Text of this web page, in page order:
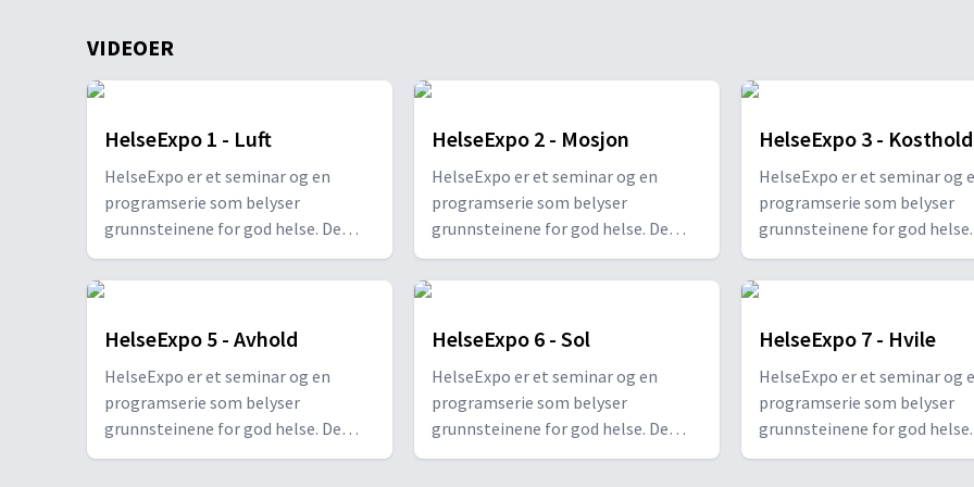
VIDEOER
HelseExpo 1 - Luft
HelseExpo er et seminar og en
programserie som belyser
grunnsteinene for god helse. De
åtte helsenøklene gjør det enkelt å
forstå hva som skal til for å ta vare
hver sin nøkkel: Frisk luft, mosjon,
avhold, passe sollys, tro og tillit,
samt nok hvile.
HelseExpo 2 - Mosjon
HelseExpo er et seminar og en
programserie som belyser
grunnsteinene for god helse. De
åtte helsenøklene gjør det enkelt å
forstå hva som skal til for å ta vare
hver sin nøkkel: Frisk luft, mosjon,
avhold, passe sollys, tro og tillit,
samt nok hvile.
HelseExpo 3 - Kosthold
HelseExpo er et seminar og
programserie som belyser
grunnsteinene for god helse.
åtte helsenøklene gjør det
forstå hva som skal til for å
hver sin nøkkel: Frisk luft,
avhold, passe sollys, tro og
samt nok hvile.
HelseExpo 5 - Avhold
HelseExpo er et seminar og en
programserie som belyser
grunnsteinene for god helse. De
åtte helsenøklene gjør det enkelt å
HelseExpo 6 - Sol
HelseExpo er et seminar og en
programserie som belyser
grunnsteinene for god helse. De
åtte helsenøklene gjør det enkelt å
HelseExpo 7 - Hvile
HelseExpo er et seminar og
programserie som belyser
grunnsteinene for god helse.
åtte helsenøklene gjør det